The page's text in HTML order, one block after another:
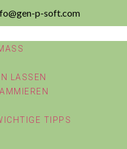
p-soft.com
LASSEN
TIPPS